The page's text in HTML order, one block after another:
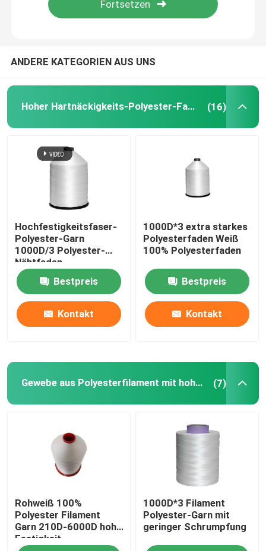
ANDERE KATEGORIEN AUS UNS
Hoher Hartnäckigkeits-Polyester-Faden (16)
Hochfestigkeitsfaser-
Polyester-Garn
1000D/3 Polyester-
Nähtfaden
Bestpreis
Kontakt
1000D*3 extra starkes
Polyesterfaden Weiß
100% Polyesterfaden
Bestpreis
Kontakt
Gewebe aus Polyesterfilament mit hoher Festigkeit (7)
Rohweiß 100%
Polyester Filament
Garn 210D-6000D hohe
Festigkeit
1000D*3 Filament
Polyester-Garn mit
geringer Schrumpfung